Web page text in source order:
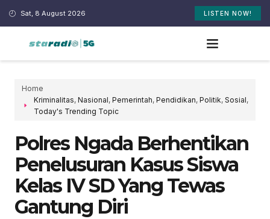
Sat, 8 August 2026 LISTEN NOW!
Home
Kriminalitas, Nasional, Pemerintah, Pendidikan, Politik, Sosial,
Today's Trending Topic
Polres Ngada Berhentikan
Penelusuran Kasus Siswa
Kelas IV SD Yang Tewas
Gantung Diri